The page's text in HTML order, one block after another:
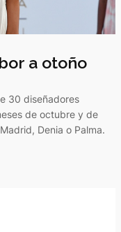
a otoño
30 diseñadores
de octubre y de
Denia o Palma.